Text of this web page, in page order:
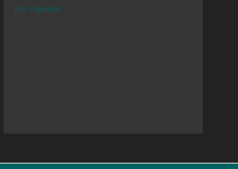
Mis Pedidos